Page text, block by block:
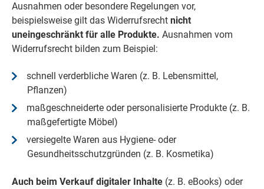
Ausnahmen oder besondere Regelungen vor,
beispielsweise gilt das Widerrufsrecht nicht
uneingeschränkt für alle Produkte. Ausnahmen vom
Widerrufsrecht bilden zum Beispiel:
schnell verderbliche Waren (z. B. Lebensmittel,
Pflanzen)
maßgeschneiderte oder personalisierte Produkte (z. B.
maßgefertigte Möbel)
versiegelte Waren aus Hygiene- oder
Gesundheitsschutzgründen (z. B. Kosmetika)
Auch beim Verkauf digitaler Inhalte (z. B. eBooks) oder